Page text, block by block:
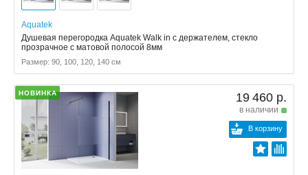
Aquatek
Душевая перегородка Aquatek Walk in с держателем, стекло
прозрачное с матовой полосой 8мм
Размер: 90, 100, 120, 140 см
НОВИНКА 19 460 р.
в наличии
В корзину